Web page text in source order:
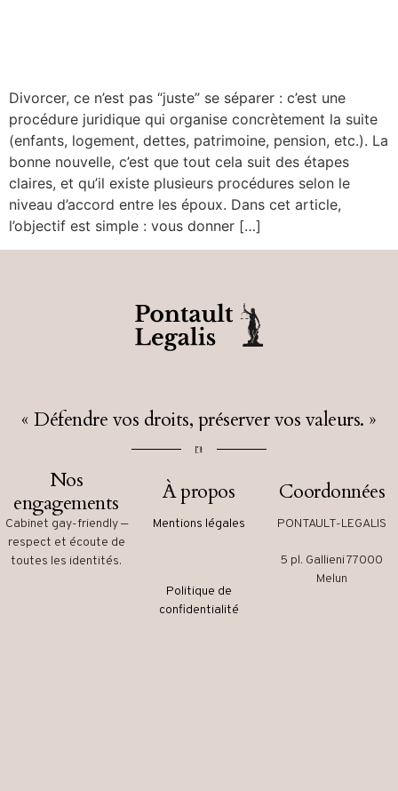
Divorcer, ce n’est pas “juste” se séparer : c’est une
procédure juridique qui organise concrètement la suite
(enfants, logement, dettes, patrimoine, pension, etc.). La
bonne nouvelle, c’est que tout cela suit des étapes
claires, et qu’il existe plusieurs procédures selon le
niveau d’accord entre les époux. Dans cet article,
l’objectif est simple : vous donner […]
« Défendre vos droits, préserver vos valeurs. »
Nos
engagements
À propos Coordonnées
Cabinet gay-friendly —
respect et écoute de
toutes les identités.
Mentions légales
Politique de
confidentialité
PONTAULT-LEGALIS
5 pl. Gallieni 77000
Melun